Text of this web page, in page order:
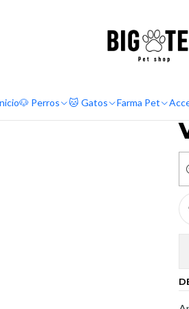
🐶 Perros 🐱 Gatos Farma Pet
Colonias Colonia